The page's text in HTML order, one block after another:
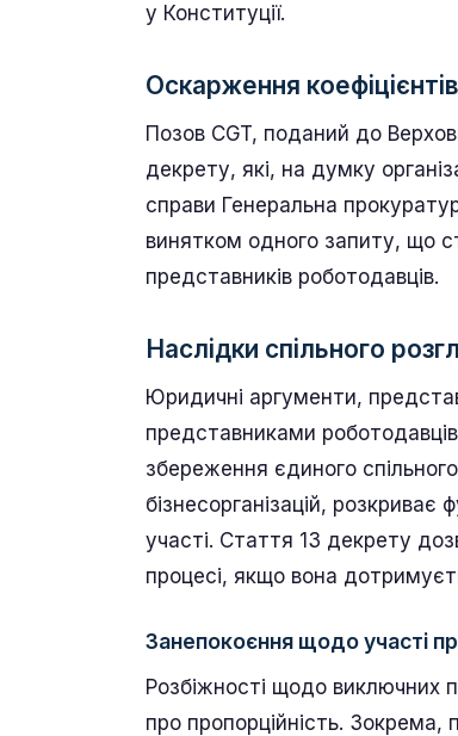
у Конституції.
Оскарження
Позов CGT, поданий до
декрету, які, на думку
справи Генеральна
винятком одного запиту, що
представників роботодавців.
Наслідки спільного
Юридичні аргументи,
представниками
збереження єдиного
бізнесорганізацій,
участі. Стаття 13 декрету
процесі, якщо вона
Занепокоєння щодо участі
Розбіжності щодо виключних
про пропорційність.